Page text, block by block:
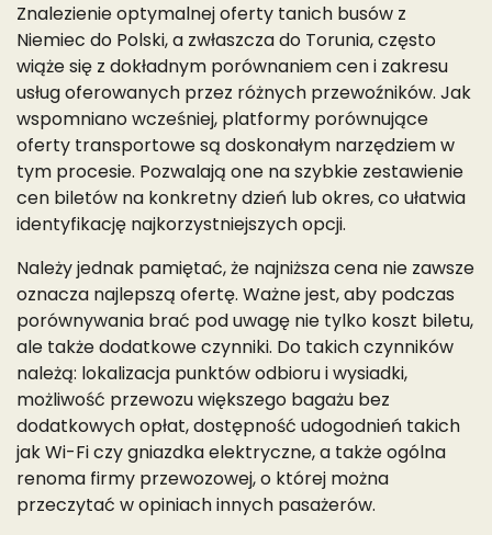
Znalezienie optymalnej oferty tanich busów z
Niemiec do Polski, a zwłaszcza do Torunia, często
wiąże się z dokładnym porównaniem cen i zakresu
usług oferowanych przez różnych przewoźników. Jak
wspomniano wcześniej, platformy porównujące
oferty transportowe są doskonałym narzędziem w
tym procesie. Pozwalają one na szybkie zestawienie
cen biletów na konkretny dzień lub okres, co ułatwia
identyfikację najkorzystniejszych opcji.
Należy jednak pamiętać, że najniższa cena nie zawsze
oznacza najlepszą ofertę. Ważne jest, aby podczas
porównywania brać pod uwagę nie tylko koszt biletu,
ale także dodatkowe czynniki. Do takich czynników
należą: lokalizacja punktów odbioru i wysiadki,
możliwość przewozu większego bagażu bez
dodatkowych opłat, dostępność udogodnień takich
jak Wi-Fi czy gniazdka elektryczne, a także ogólna
renoma firmy przewozowej, o której można
przeczytać w opiniach innych pasażerów.